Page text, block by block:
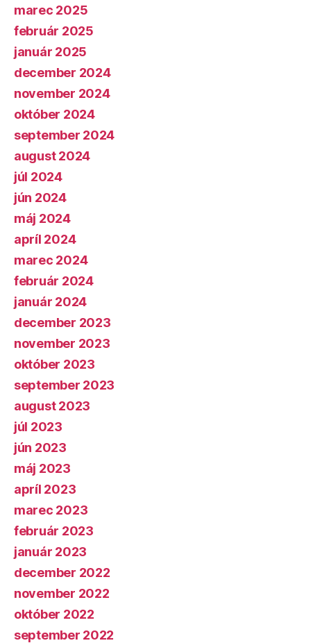
marec 2025
február 2025
január 2025
december 2024
november 2024
október 2024
september 2024
august 2024
júl 2024
jún 2024
máj 2024
apríl 2024
marec 2024
február 2024
január 2024
december 2023
november 2023
október 2023
september 2023
august 2023
júl 2023
jún 2023
máj 2023
apríl 2023
marec 2023
február 2023
január 2023
december 2022
november 2022
október 2022
september 2022